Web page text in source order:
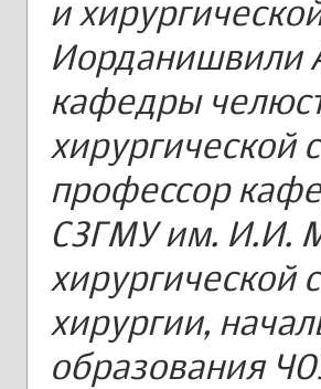
и
Иорданишвили
кафедры
хирургической
профессор
СЗГМУ им. И.И.
хирургической
хирургии,
образования